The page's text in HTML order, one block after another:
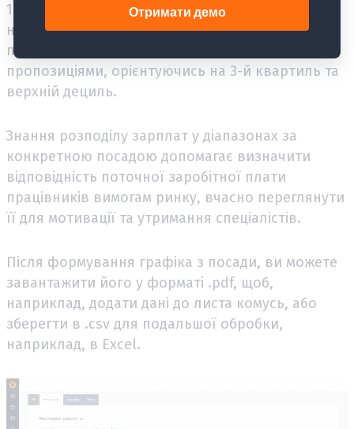
1-й квартиль, щоб зберегти бюджети; хтось,
навпаки, підбирає найкращих кандидатів,
приваблюючи більш вигідними зарплатними
пропозиціями, орієнтуючись на 3-й квартиль та
верхній дециль.
Знання розподілу зарплат у діапазонах за
конкретною посадою допомагає визначити
відповідність поточної заробітної плати
працівників вимогам ринку, вчасно переглянути
її для мотивації та утримання спеціалістів.
Після формування графіка з посади, ви можете
завантажити його у форматі .pdf, щоб,
наприклад, додати дані до листа комусь, або
зберегти в .csv для подальшої обробки,
наприклад, в Excel.